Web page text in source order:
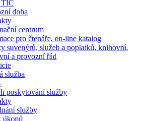
doba
centrum
pro čtenáře, on-line katalog
suvenýrů, služeb a poplatků, knihovní,
a provozní řád
služba
poskytování služby
služby
úkonů